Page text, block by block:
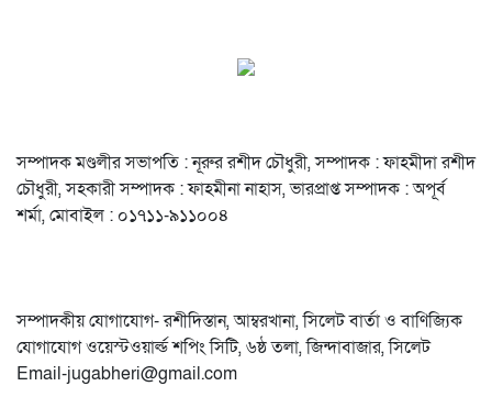
সম্পাদক মণ্ডলীর সভাপতি : নূরুর রশীদ চৌধুরী, সম্পাদক : ফাহমীদা রশীদ
চৌধুরী, সহকারী সম্পাদক : ফাহমীনা নাহাস, ভারপ্রাপ্ত সম্পাদক : অপূর্ব
শর্মা, মোবাইল : ০১৭১১-৯১১০০৪
সম্পাদকীয় যােগাযোগ- রশীদিস্তান, আম্বরখানা, সিলেট বার্তা ও বাণিজ্যিক
যোগাযােগ ওয়েস্টওয়ার্ল্ড শপিং সিটি, ৬ষ্ঠ তলা, জিন্দাবাজার, সিলেট
Email-jugabheri@gmail.com